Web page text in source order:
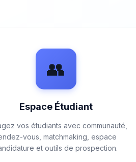
👥
Espace Étudiant
vos étudiants avec communauté,
vous, matchmaking, espace
et outils de prospection.